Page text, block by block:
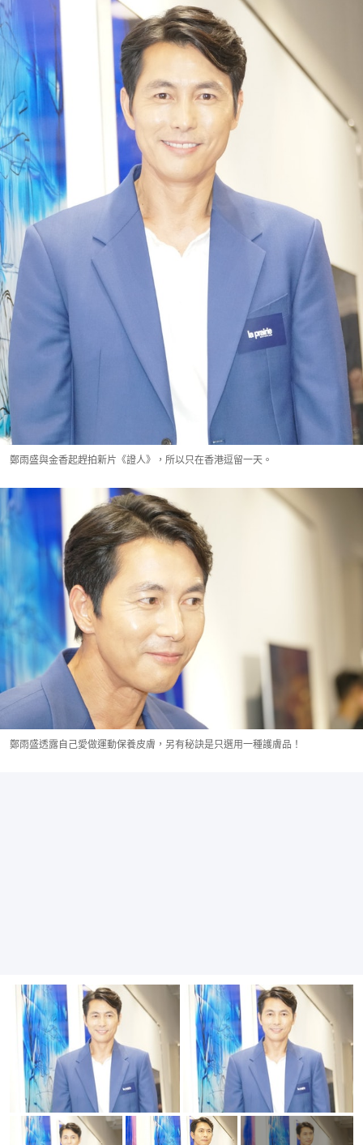
鄭雨盛與金香起趕拍新片《證人》，所以只在香港逗留一天。
鄭雨盛透露自己愛做運動保養皮膚，另有秘訣是只選用一種護膚品！